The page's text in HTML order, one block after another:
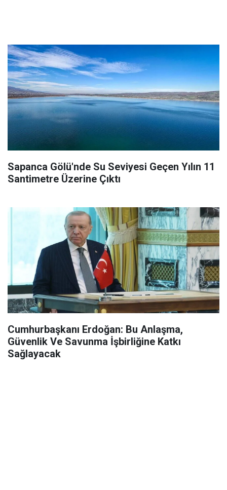
Sapanca Gölü'nde Su Seviyesi Geçen Yılın 11
Santimetre Üzerine Çıktı
Cumhurbaşkanı Erdoğan: Bu Anlaşma,
Güvenlik Ve Savunma İşbirliğine Katkı
Sağlayacak